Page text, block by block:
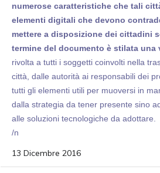
numerose caratteristiche che tali
elementi digitali che devono
mettere a disposizione dei cittadini
termine del documento è stilata una
rivolta a tutti i soggetti coinvolti nella
città, dalle autorità ai responsabili dei
tutti gli elementi utili per muoversi in
dalla strategia da tener presente sino
alle soluzioni tecnologiche da adottare.
/n
13 Dicembre 2016